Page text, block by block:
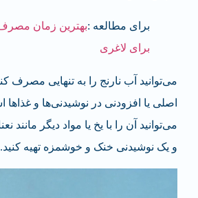
برای مطالعه :بهترین زمان
برای لاغری
می‌توانید آب نارنج را به تنهایی مصرف
اصلی یا افزودنی در نوشیدنی‌ها و غذاها
می‌توانید آن را با یخ یا مواد دیگر مانند
و یک نوشیدنی خنک و خوشمزه تهیه کنید.